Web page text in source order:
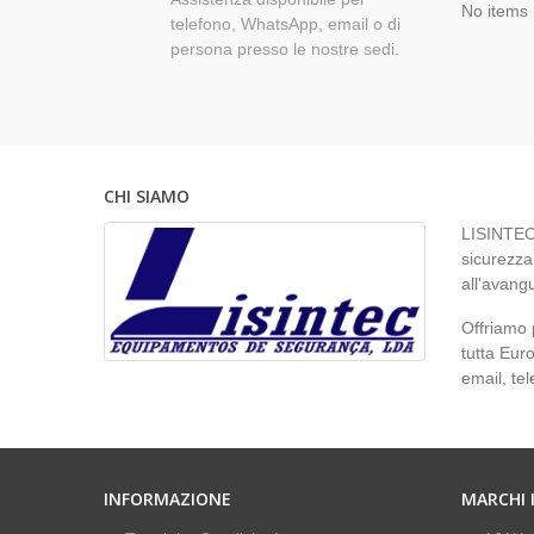
telefono, WhatsApp, email o di
persona presso le nostre sedi.
No items
CHI SIAMO
Offriamo
tutta
email,
INFORMAZIONE MARCHI